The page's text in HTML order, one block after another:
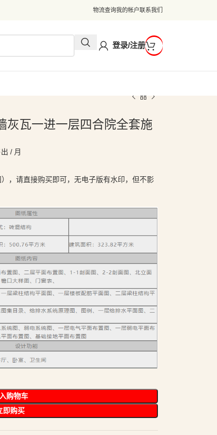
物流查询我的帐户联系我们
登录/注册
灰瓦一进一层四合院全套施
/ 月
，请直接购买即可，无电子版有水印，但不影
购物车
即购买